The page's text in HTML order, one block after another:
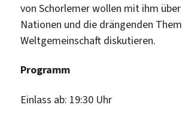
vonSchorlemer wollen mit ihm
Nationen und die drängenden
Weltgemeinschaft diskutieren.
Programm
Einlass ab: 19:30 Uhr